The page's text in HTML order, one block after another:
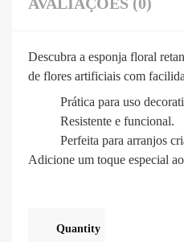
Descubra a esponja floral
de flores artificiais com
Prática para uso
Resistente e funcional.
Perfeita para arranjos
Adicione um toque especial
Quantity